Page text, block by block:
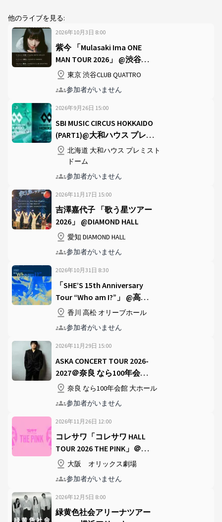
他のライブを見る:
2026年10月3日 8:00
紫今 「Mulasaki Ima ONE
MAN TOUR 2026」 @渋谷
CLUB QUATTRO
東京 渋谷CLUB QUATTRO
参加者がいません
2026年9月26日 15:00
SBI MUSIC CIRCUS HOKKAIDO
(PART1)@大和ハウス プレミ
ストドーム
北海道 大和ハウス プレミスト
ドーム
参加者がいません
2026年11月17日 15:00
吉澤嘉代子 「歌う星ツアー
2026」 @DIAMOND HALL
愛知 DIAMOND HALL
参加者がいません
2026年10月31日 8:30
「SHE’S 15th Anniversary
Tour “Who am I?”」 @高松
オリーブホール
香川 高松 オリーブホール
参加者がいません
2026年11月29日 15:00
ASKA CONCERT TOUR 2026-
2027＠奈良 なら100年会館
大ホール
奈良 なら100年会館 大ホール
参加者がいません
2026年11月26日 12:00
コレサワ「コレサワ HALL
TOUR 2026 THE PINK」＠オ
リックス劇場
大阪 オリックス劇場
参加者がいません
2026年12月5日 8:00
緑黄色社会アリーナツアー